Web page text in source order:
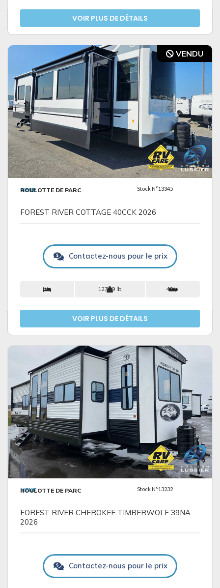
VOIR PLUS DE DÉTAILS
VENDU
VOIR LES DÉTAILS
NEUF
ROULOTTE DE PARC Stock N°13345
FOREST RIVER COTTAGE 40CCK 2026
Contactez-nous pour le prix
4 12769 lb 40 pi
VOIR PLUS DE DÉTAILS
VOIR LES DÉTAILS
NEUF
ROULOTTE DE PARC Stock N°13232
FOREST RIVER CHEROKEE TIMBERWOLF 39NA
2026
Contactez-nous pour le prix